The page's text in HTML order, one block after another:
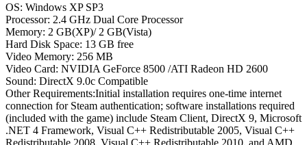
OS: Windows XP SP3
Processor: 2.4 GHz Dual Core Processor
Memory: 2 GB(XP)/ 2 GB(Vista)
Hard Disk Space: 13 GB free
Video Memory: 256 MB
Video Card: NVIDIA GeForce 8500 /ATI Radeon HD 2600
Sound: DirectX 9.0c Compatible
Other Requirements:Initial installation requires one-time internet
connection for Steam authentication; software installations required
(included with the game) include Steam Client, DirectX 9, Microsoft
.NET 4 Framework, Visual C++ Redistributable 2005, Visual C++
Redistributable 2008, Visual C++ Redistributable 2010, and AMD